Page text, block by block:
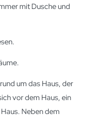
mit Dusche und
um das Haus, der
vor dem Haus, ein
Neben dem